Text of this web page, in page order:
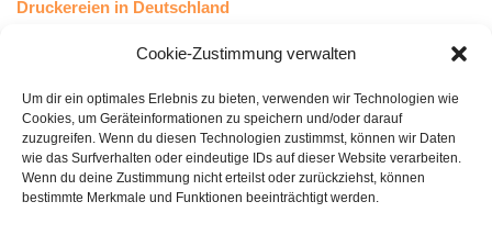
Cookie-Zustimmung verwalten
Um dir ein optimales Erlebnis zu bieten, verwenden wir Technologien wie
Cookies, um Geräteinformationen zu speichern und/oder darauf
zuzugreifen. Wenn du diesen Technologien zustimmst, können wir Daten
wie das Surfverhalten oder eindeutige IDs auf dieser Website verarbeiten.
Wenn du deine Zustimmung nicht erteilst oder zurückziehst, können
bestimmte Merkmale und Funktionen beeinträchtigt werden.
Druckereien in Deutschland
Druckereien in Österreich
Kundenstimmen